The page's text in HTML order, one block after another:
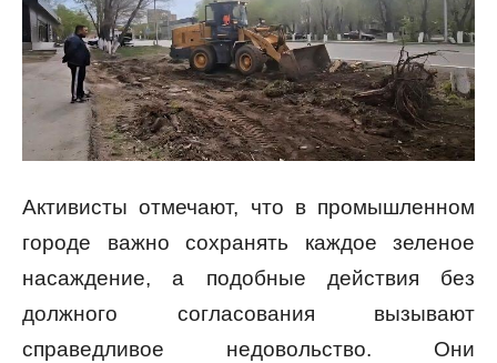
Активисты отмечают, что в промышленном
городе важно сохранять каждое зеленое
насаждение, а подобные действия без
должного согласования вызывают
справедливое недовольство. Они